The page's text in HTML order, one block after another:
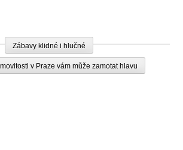
Zábavy klidné i hlučné
v Praze vám může zamotat hlavu